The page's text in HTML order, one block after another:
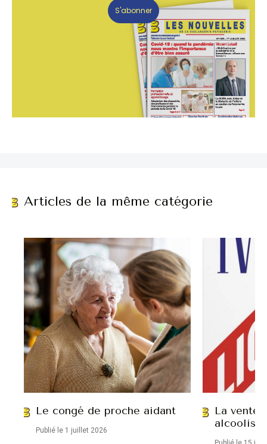
S'abonner
Articles de la même catégorie
Le congé de proche aidant
Publié le 1 juillet 2026
La vente